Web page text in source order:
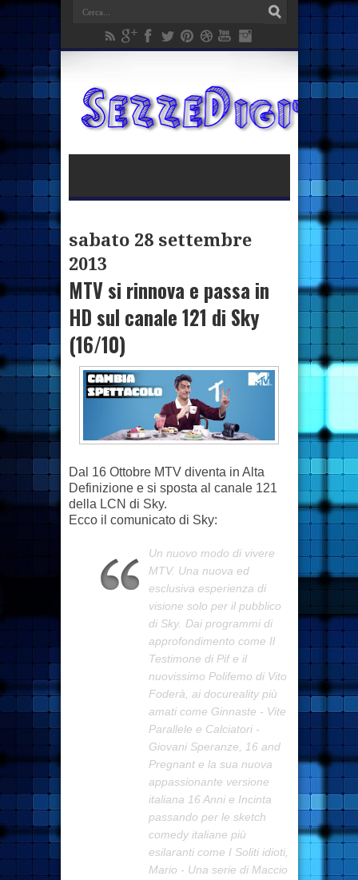
sabato 28 settembre
2013
MTV si rinnova e passa in
HD sul canale 121 di Sky
(16/10)
Dal 16 Ottobre MTV diventa in Alta
Definizione e si sposta al canale 121
della LCN di Sky.
Ecco il comunicato di Sky:
Un nuovo modo di vivere
MTV. Una nuova ed
esclusiva esperienza di
visione solo per il pubblico
di Sky. Dai programmi di
approfondimento come Il
Testimone di Pif e il
nuovissimo Polifemo di Vito
Foderà, ai docureality più
amati come Ginnaste - Vite
Parallele e Calciatori -
Giovani Speranze, 16 and
Pregnant e la sua nuova
appassionante versione
italiana 16 Anni e Incinta
passando per le sketch
comedy italiane più
esilaranti come I Soliti idioti,
Mario - Una serie di Maccio